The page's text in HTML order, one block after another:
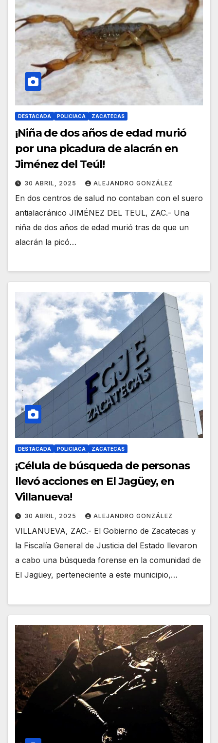
DESTACADA POLICIACA ZACATECAS
¡Niña de dos años de edad murió
por una picadura de alacrán en
Jiménez del Teúl!
30 ABRIL, 2025 ALEJANDRO GONZÁLEZ
En dos centros de salud no contaban con el suero
antialacránico JIMÉNEZ DEL TEUL, ZAC.- Una
niña de dos años de edad murió tras de que un
alacrán la picó…
DESTACADA POLICIACA ZACATECAS
¡Célula de búsqueda de personas
llevó acciones en El Jagüey, en
Villanueva!
30 ABRIL, 2025 ALEJANDRO GONZÁLEZ
VILLANUEVA, ZAC.- El Gobierno de Zacatecas y
la Fiscalía General de Justicia del Estado llevaron
a cabo una búsqueda forense en la comunidad de
El Jagüey, perteneciente a este municipio,…